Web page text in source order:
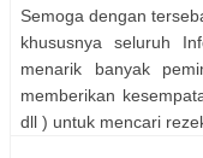
Semoga dengan
khususnya seluruh
menarik banyak
memberikan
dll ) untuk mencari